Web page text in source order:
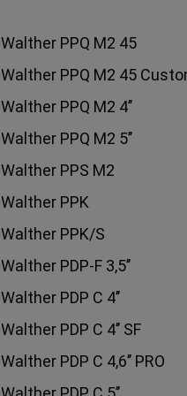
Walther PPQ M2 45
Walther PPQ M2 45
Walther PPQ M2 4’’
Walther PPQ M2 5’’
Walther PPS M2
Walther PPK
Walther PPK/S
Walther PDP-F 3,5’’
Walther PDP C 4’’
Walther PDP C 4’’ SF
Walther PDP C 4,6’’ PRO